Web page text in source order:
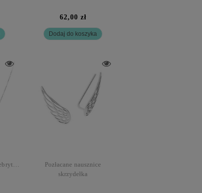
62,00 zł
Dodaj do koszyka
Pozłacane nausznice
skrzydełka